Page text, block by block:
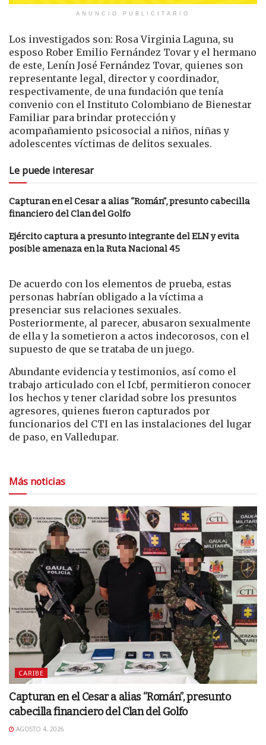
ANUNCIO PUBLICITARIO
Los investigados son: Rosa Virginia Laguna, su
esposo Rober Emilio Fernández Tovar y el hermano
de este, Lenín José Fernández Tovar, quienes son
representante legal, director y coordinador,
respectivamente, de una fundación que tenía
convenio con el Instituto Colombiano de Bienestar
Familiar para brindar protección y
acompañamiento psicosocial a niños, niñas y
adolescentes víctimas de delitos sexuales.
Le puede interesar
Capturan en el Cesar a alias “Román”, presunto cabecilla
financiero del Clan del Golfo
Ejército captura a presunto integrante del ELN y evita
posible amenaza en la Ruta Nacional 45
De acuerdo con los elementos de prueba, estas
personas habrían obligado a la víctima a
presenciar sus relaciones sexuales.
Posteriormente, al parecer, abusaron sexualmente
de ella y la sometieron a actos indecorosos, con el
supuesto de que se trataba de un juego.
Abundante evidencia y testimonios, así como el
trabajo articulado con el Icbf, permitieron conocer
los hechos y tener claridad sobre los presuntos
agresores, quienes fueron capturados por
funcionarios del CTI en las instalaciones del lugar
de paso, en Valledupar.
Más noticias
CARIBE
Capturan en el Cesar a alias “Román”, presunto
cabecilla financiero del Clan del Golfo
AGOSTO 4, 2026